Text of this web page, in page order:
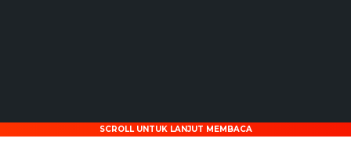
SCROLL UNTUK LANJUT MEMBACA